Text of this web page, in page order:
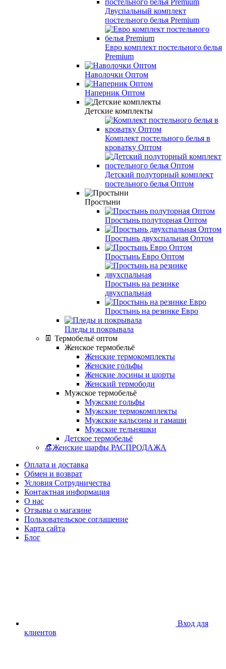
Двуспальный комплект
постельного белья Premium
Евро комплект постельного белья
Premium
Наволочки Оптом
Наперник Оптом
Детские комплекты
Комплект постельного белья в
кроватку Оптом
Детский полуторный комплект
постельного белья Оптом
Простыни
Простынь полуторная Оптом
Простынь двухспальная Оптом
Простынь Евро Оптом
Простынь на резинке
двухспальная
Простынь на резинке Евро
Пледы и покрывала
👖 Термобельё оптом
Женское термобельё
Женские термокомплекты
Женские гольфы
Женские лосины и шорты
Женский термободи
Мужское термобельё
Мужские гольфы
Мужские термокомплекты
Мужские кальсоны и гамаши
Мужские тельняшки
Детское термобельё
👒Женские шарфы РАСПРОДАЖА
Оплата и доставка
Обмен и возврат
Условия Сотрудничества
Контактная информация
О нас
Отзывы о магазине
Пользовательское соглашение
Карта сайта
Блог
Вход для
клиентов